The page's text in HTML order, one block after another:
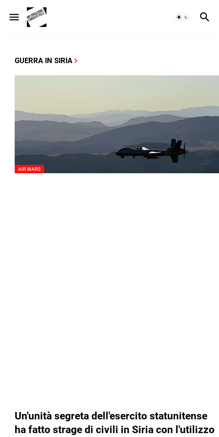
GUERRA IN SIRIA
AIR WARS
Un'unità segreta dell'esercito statunitense
ha fatto strage di civili in Siria con l'utilizzo